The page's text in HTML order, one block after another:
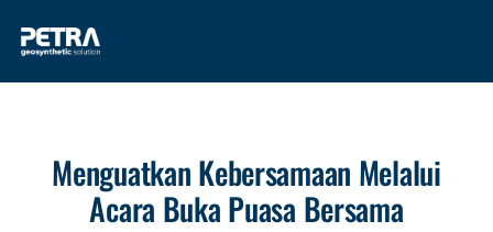
Menguatkan Kebersamaan Melalui
Acara Buka Puasa Bersama